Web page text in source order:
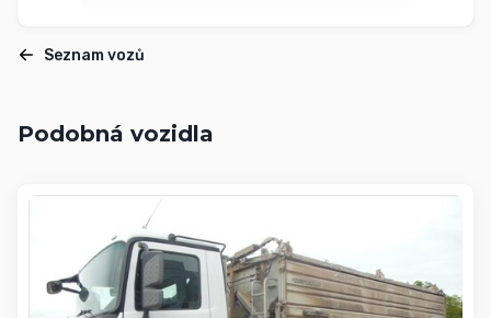
Seznam vozů
Podobná vozidla